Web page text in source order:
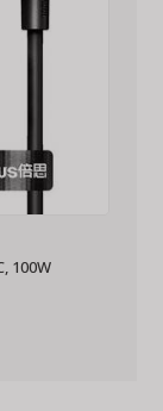
100W